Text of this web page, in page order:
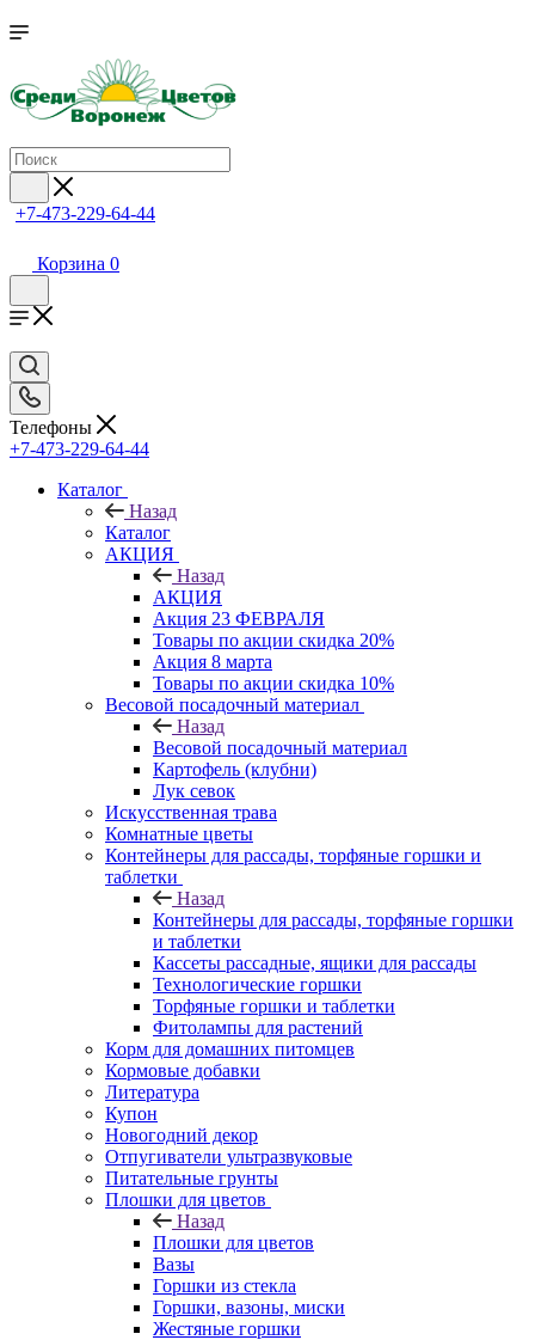
+7-473-229-64-44
Корзина 0
Телефоны
+7-473-229-64-44
Каталог
Назад
Каталог
АКЦИЯ
Назад
АКЦИЯ
Акция 23 ФЕВРАЛЯ
Товары по акции скидка 20%
Акция 8 марта
Товары по акции скидка 10%
Весовой посадочный материал
Назад
Весовой посадочный материал
Картофель (клубни)
Лук севок
Искусственная трава
Комнатные цветы
Контейнеры для рассады, торфяные горшки и
таблетки
Назад
Контейнеры для рассады, торфяные горшки
и таблетки
Кассеты рассадные, ящики для рассады
Технологические горшки
Торфяные горшки и таблетки
Фитолампы для растений
Корм для домашних питомцев
Кормовые добавки
Литература
Купон
Новогодний декор
Отпугиватели ультразвуковые
Питательные грунты
Плошки для цветов
Назад
Плошки для цветов
Вазы
Горшки из стекла
Горшки, вазоны, миски
Жестяные горшки